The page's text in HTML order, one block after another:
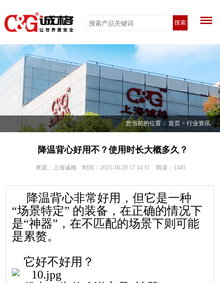
搜索
您当前的位置： 首页 > 行业资讯
降温背心好用不？使用时长大概多久？
来源：上海诚格 时间：2025-10-28 17:14:11 阅读： 1343
降温背心非常好用，但它是一种
“场景特定” 的装备，在正确的情况下
是“神器”，在不匹配的场景下则可能
是累赘。
它好不好用？